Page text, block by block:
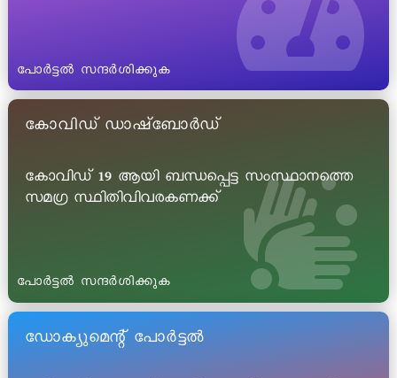
പോർട്ടൽ സന്ദർശിക്കുക
കോവിഡ് ഡാഷ്ബോർഡ്
കോവിഡ് 19 ആയി ബന്ധപ്പെട്ട സംസ്ഥാനത്തെ
സമഗ്ര സ്ഥിതിവിവരകണക്ക്
പോർട്ടൽ സന്ദർശിക്കുക
ഡോക്യുമെന്റ് പോർട്ടൽ